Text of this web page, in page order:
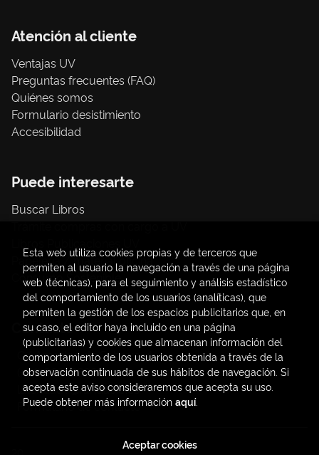
Atención al cliente
Ventajas UV
Preguntas frecuentes (FAQ)
Quiénes somos
Formulario desistimiento
Accesibilidad
Puede interesarte
Buscar Libros
Papelería / material oficina
Consumo Sostenible
Contacto
C/ Amadeo de Saboya, 4
(+34) 963828968
latendauv@fundacio.es
Formulario de contacto
. Todos los Derechos Reservados |
Esta web utiliza cookies propias y de terceros que
permiten al usuario la navegación a través de una página
web (técnicas), para el seguimiento y análisis estadístico
del comportamiento de los usuarios (analíticas), que
permiten la gestión de los espacios publicitarios que, en
su caso, el editor haya incluido en una página
(publicitarias) y cookies que almacenan información del
comportamiento de los usuarios obtenida a través de la
observación continuada de sus hábitos de navegación. Si
acepta este aviso consideraremos que acepta su uso.
Puede obtener más información aquí.
Aceptar cookies